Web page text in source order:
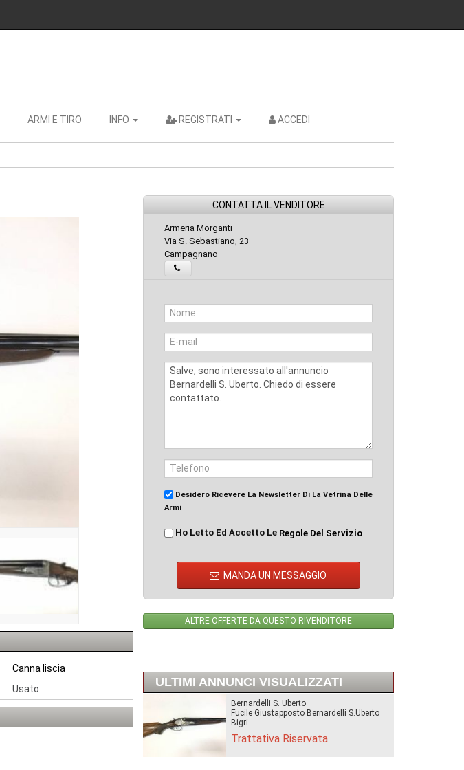
ARMI E TIRO INFO REGISTRATI ACCEDI
Canna liscia
Usato
CONTATTA IL VENDITORE
Armeria Morganti
Via S. Sebastiano, 23
Campagnano
Desidero Ricevere La Newsletter Di La Vetrina Delle
Armi
Ho Letto Ed Accetto Le Regole Del Servizio
MANDA UN MESSAGGIO
ALTRE OFFERTE DA QUESTO RIVENDITORE
ULTIMI ANNUNCI VISUALIZZATI
Bernardelli S. Uberto
Fucile Giustapposto Bernardelli S.Uberto
Bigri...
Trattativa Riservata